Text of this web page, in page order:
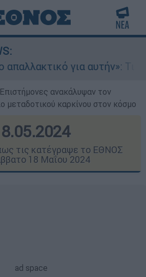
αυτήν»: Τι δηλώνει στο
Επιστήμονες ανακάλυψαν τον
μεταδοτικού καρκίνου στον κόσμο
τις κατέγραψε το ΕΘΝΟΣ
18 Μαΐου 2024